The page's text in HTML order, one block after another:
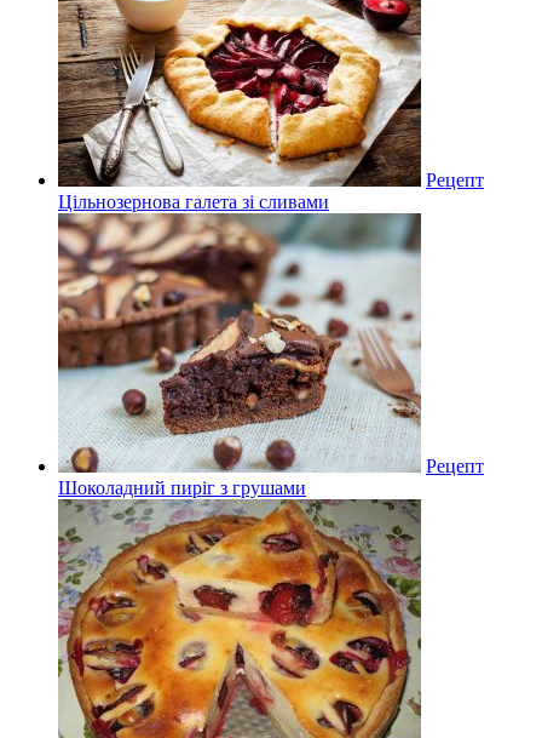
Рецепт
Цільнозернова галета зі сливами
Рецепт
Шоколадний пиріг з грушами